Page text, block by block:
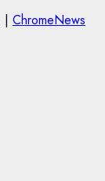
| ChromeNews